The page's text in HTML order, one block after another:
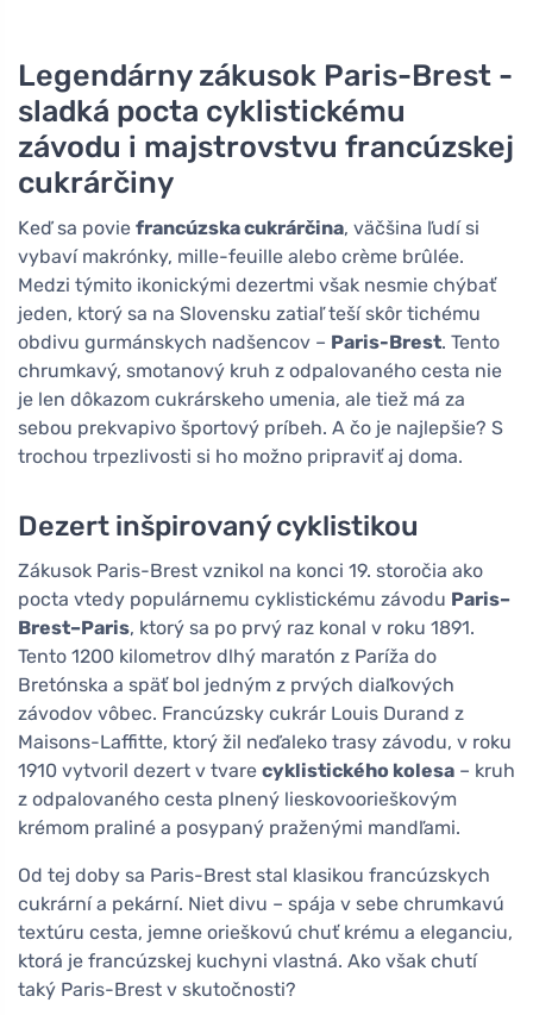
Legendárny zákusok Paris-Brest -
sladká pocta cyklistickému
závodu i majstrovstvu francúzskej
cukrárčiny
Keď sa povie francúzska cukrárčina, väčšina ľudí si
vybaví makrónky, mille-feuille alebo crème brûlée.
Medzi týmito ikonickými dezertmi však nesmie chýbať
jeden, ktorý sa na Slovensku zatiaľ teší skôr tichému
obdivu gurmánskych nadšencov – Paris-Brest. Tento
chrumkavý, smotanový kruh z odpalovaného cesta nie
je len dôkazom cukrárskeho umenia, ale tiež má za
sebou prekvapivo športový príbeh. A čo je najlepšie? S
trochou trpezlivosti si ho možno pripraviť aj doma.
Dezert inšpirovaný cyklistikou
Zákusok Paris-Brest vznikol na konci 19. storočia ako
pocta vtedy populárnemu cyklistickému závodu Paris–
Brest–Paris, ktorý sa po prvý raz konal v roku 1891.
Tento 1200 kilometrov dlhý maratón z Paríža do
Bretónska a späť bol jedným z prvých diaľkových
závodov vôbec. Francúzsky cukrár Louis Durand z
Maisons-Laffitte, ktorý žil neďaleko trasy závodu, v roku
1910 vytvoril dezert v tvare cyklistického kolesa – kruh
z odpalovaného cesta plnený lieskovoorieškovým
krémom praliné a posypaný praženými mandľami.
Od tej doby sa Paris-Brest stal klasikou francúzskych
cukrární a pekární. Niet divu – spája v sebe chrumkavú
textúru cesta, jemne orieškovú chuť krému a eleganciu,
ktorá je francúzskej kuchyni vlastná. Ako však chutí
taký Paris-Brest v skutočnosti?